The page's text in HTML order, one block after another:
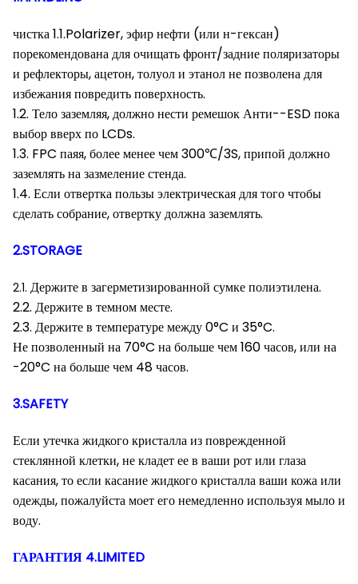
чистка 1.1.Polarizer, эфир нефти (или н-гексан)
порекомендована для очищать фронт/задние поляризаторы
и рефлекторы, ацетон, толуол и этанол не позволена для
избежания повредить поверхность.
1.2. Тело заземляя, должно нести ремешок Анти--ESD пока
выбор вверх по LCDs.
1.3. FPC паяя, более менее чем 300℃/3S, припой должно
заземлять на зазмеление стенда.
1.4. Если отвертка пользы электрическая для того чтобы
сделать собрание, отвертку должна заземлять.
2.STORAGE
2.1. Держите в загерметизированной сумке полиэтилена.
2.2. Держите в темном месте.
2.3. Держите в температуре между 0°C и 35°C.
Не позволенный на 70°C на больше чем 160 часов, или на
-20°C на больше чем 48 часов.
3.SAFETY
Если утечка жидкого кристалла из поврежденной
стеклянной клетки, не кладет ее в ваши рот или глаза
касания, то если касание жидкого кристалла ваши кожа или
одежды, пожалуйста моет его немедленно используя мыло и
воду.
ГАРАНТИЯ 4.LIMITED